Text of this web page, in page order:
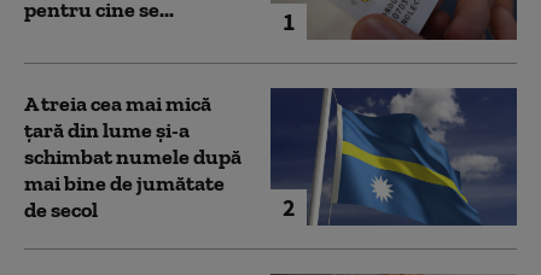
1
pentru cine se...
2
A treia cea mai mică
țară din lume și-a
schimbat numele după
mai bine de jumătate
de secol